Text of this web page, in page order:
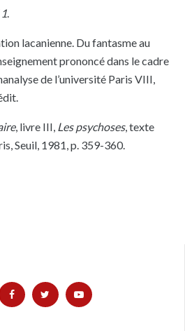
lacanienne. Du fantasme au
prononcé dans le cadre
de l’université Paris VIII,
, livre III, Les psychoses, texte
Seuil, 1981, p. 359-360.